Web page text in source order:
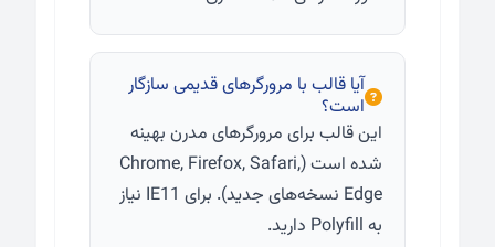
آیا قالب با مرورگرهای قدیمی سازگار
است؟
این قالب برای مرورگرهای مدرن بهینه
شده است (Chrome, Firefox, Safari,
Edge نسخه‌های جدید). برای IE11 نیاز
به Polyfill دارید.